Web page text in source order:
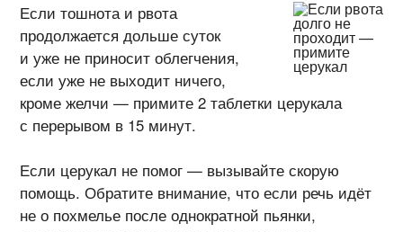
Если тошнота и рвота
продолжается дольше суток
и уже не приносит облегчения,
если уже не выходит ничего,
кроме желчи — примите 2 таблетки церукала
с перерывом в 15 минут.
Если церукал не помог — вызывайте скорую
помощь. Обратите внимание, что если речь идёт
не о похмелье после однократной пьянки,